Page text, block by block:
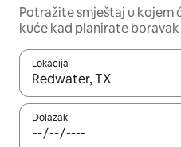
Potražite smještaj u kojem
kuće kad planirate boravak
Lokacija
Kada budu dostupni
Dolazak